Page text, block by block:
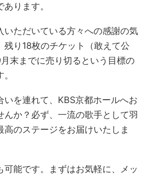
ります。
いただいている方々への感謝の気
残り18枚のチケット（敢えて公
末までに売り切るという目標の
いを連れて、KBS京都ホールへお
んか？必ず、一流の歌手として羽
高のステージをお届けいたしま
可能です。まずはお気軽に、メッ